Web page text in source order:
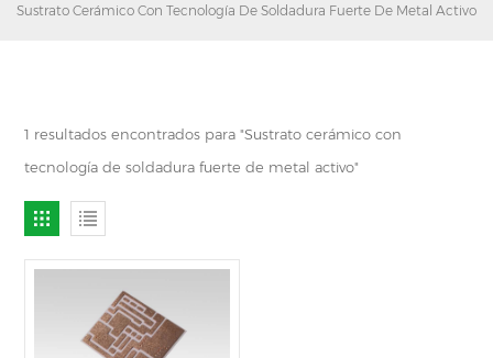
Sustrato Cerámico Con Tecnología De Soldadura Fuerte De Metal Activo
1 resultados encontrados para "Sustrato cerámico con
tecnología de soldadura fuerte de metal activo"